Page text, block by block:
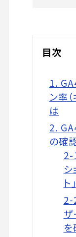
目次
1.
ン率
は
2.
の確
2-
シ
2-
ザ